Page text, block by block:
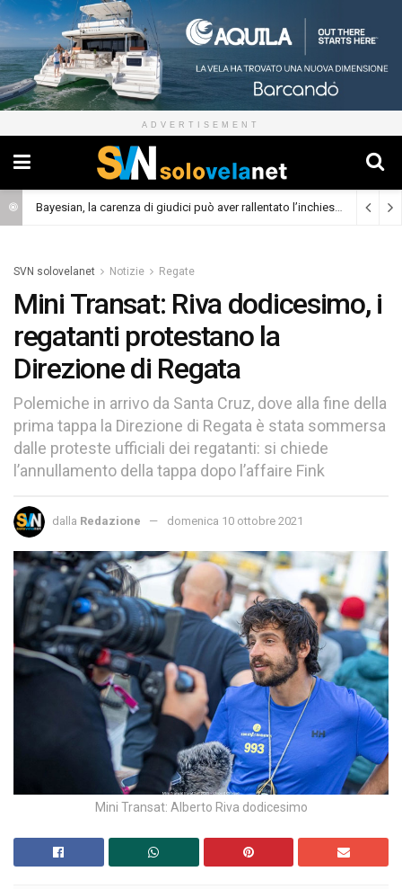
ADVERTISEMENT
Bayesian, la carenza di giudici può aver rallentato l’inchiesta (Cronaca)
SVN solovelanet Notizie Regate
Mini Transat: Riva dodicesimo, i
regatanti protestano la
Direzione di Regata
Polemiche in arrivo da Santa Cruz, dove alla fine della
prima tappa la Direzione di Regata è stata sommersa
dalle proteste ufficiali dei regatanti: si chiede
l’annullamento della tappa dopo l’affaire Fink
dalla Redazione domenica 10 ottobre 2021
Mini Transat: Alberto Riva dodicesimo